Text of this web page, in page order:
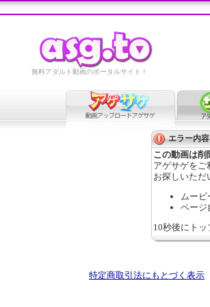
無料アダルト動画のポータルサイト！
エラー内容
この動画は削
アゲサゲをご
お探しいただ
ムービ
ページ
10秒後にト
特定商取引法にもとづく表示